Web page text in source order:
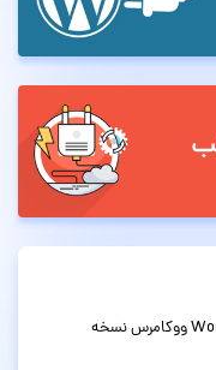
قالب فروشگاهی چندمنظوره وودمارت WoodMart ووکامرس نسخه